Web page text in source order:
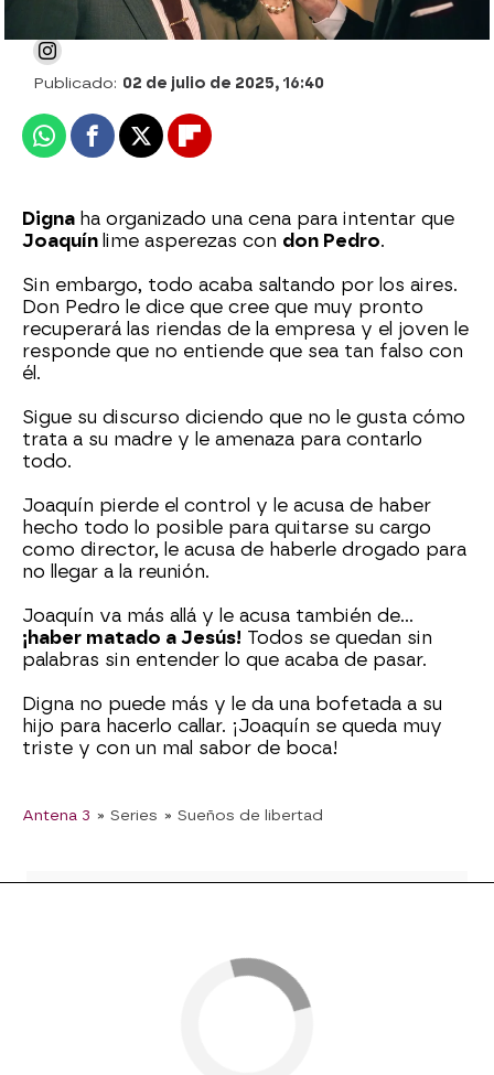
Julia Zapata López
Publicado: 02 de julio de 2025, 16:40
WhatsappFacebook
X Flipboard
Digna ha organizado una cena para intentar que
Joaquín lime asperezas con don Pedro.
Sin embargo, todo acaba saltando por los aires.
Don Pedro le dice que cree que muy pronto
recuperará las riendas de la empresa y el joven le
responde que no entiende que sea tan falso con
él.
Sigue su discurso diciendo que no le gusta cómo
trata a su madre y le amenaza para contarlo
todo.
Joaquín pierde el control y le acusa de haber
hecho todo lo posible para quitarse su cargo
como director, le acusa de haberle drogado para
no llegar a la reunión.
Joaquín va más allá y le acusa también de…
¡haber matado a Jesús! Todos se quedan sin
palabras sin entender lo que acaba de pasar.
Digna no puede más y le da una bofetada a su
hijo para hacerlo callar. ¡Joaquín se queda muy
triste y con un mal sabor de boca!
Antena 3 » Series » Sueños de libertad